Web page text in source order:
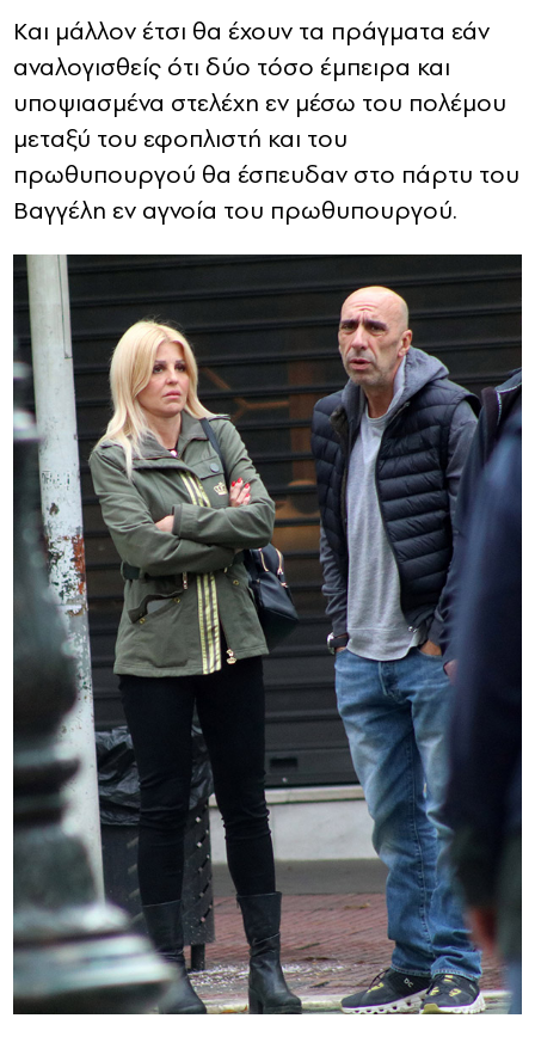
Και μάλλον έτσι θα έχουν τα πράγματα εάν
αναλογισθείς ότι δύο τόσο έμπειρα και
υποψιασμένα στελέχη εν μέσω του πολέμου
μεταξύ του εφοπλιστή και του
πρωθυπουργού θα έσπευδαν στο πάρτυ του
Βαγγέλη εν αγνοία του πρωθυπουργού.